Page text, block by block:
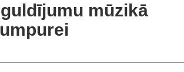
mūzikā